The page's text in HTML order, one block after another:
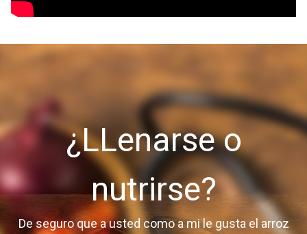
¿LLenarse o
nutrirse?
De seguro que a usted como a mi le gusta el arroz